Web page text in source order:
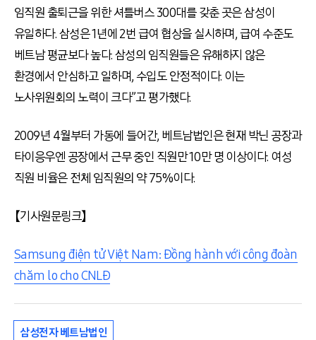
임직원 출퇴근을 위한 셔틀버스 300대를 갖춘 곳은 삼성이
유일하다. 삼성은 1년에 2번 급여 협상을 실시하며, 급여 수준도
베트남 평균보다 높다. 삼성의 임직원들은 유해하지 않은
환경에서 안심하고 일하며, 수입도 안정적이다. 이는
노사위원회의 노력이 크다”고 평가했다.
2009년 4월부터 가동에 들어간, 베트남법인은 현재 박닌 공장과
타이응우엔 공장에서 근무 중인 직원만 10만 명 이상이다. 여성
직원 비율은 전체 임직원의 약 75%이다.
【기사원문링크】
Samsung điện tử Việt Nam: Đồng hành với công đoàn
chăm lo cho CNLĐ
삼성전자 베트남법인